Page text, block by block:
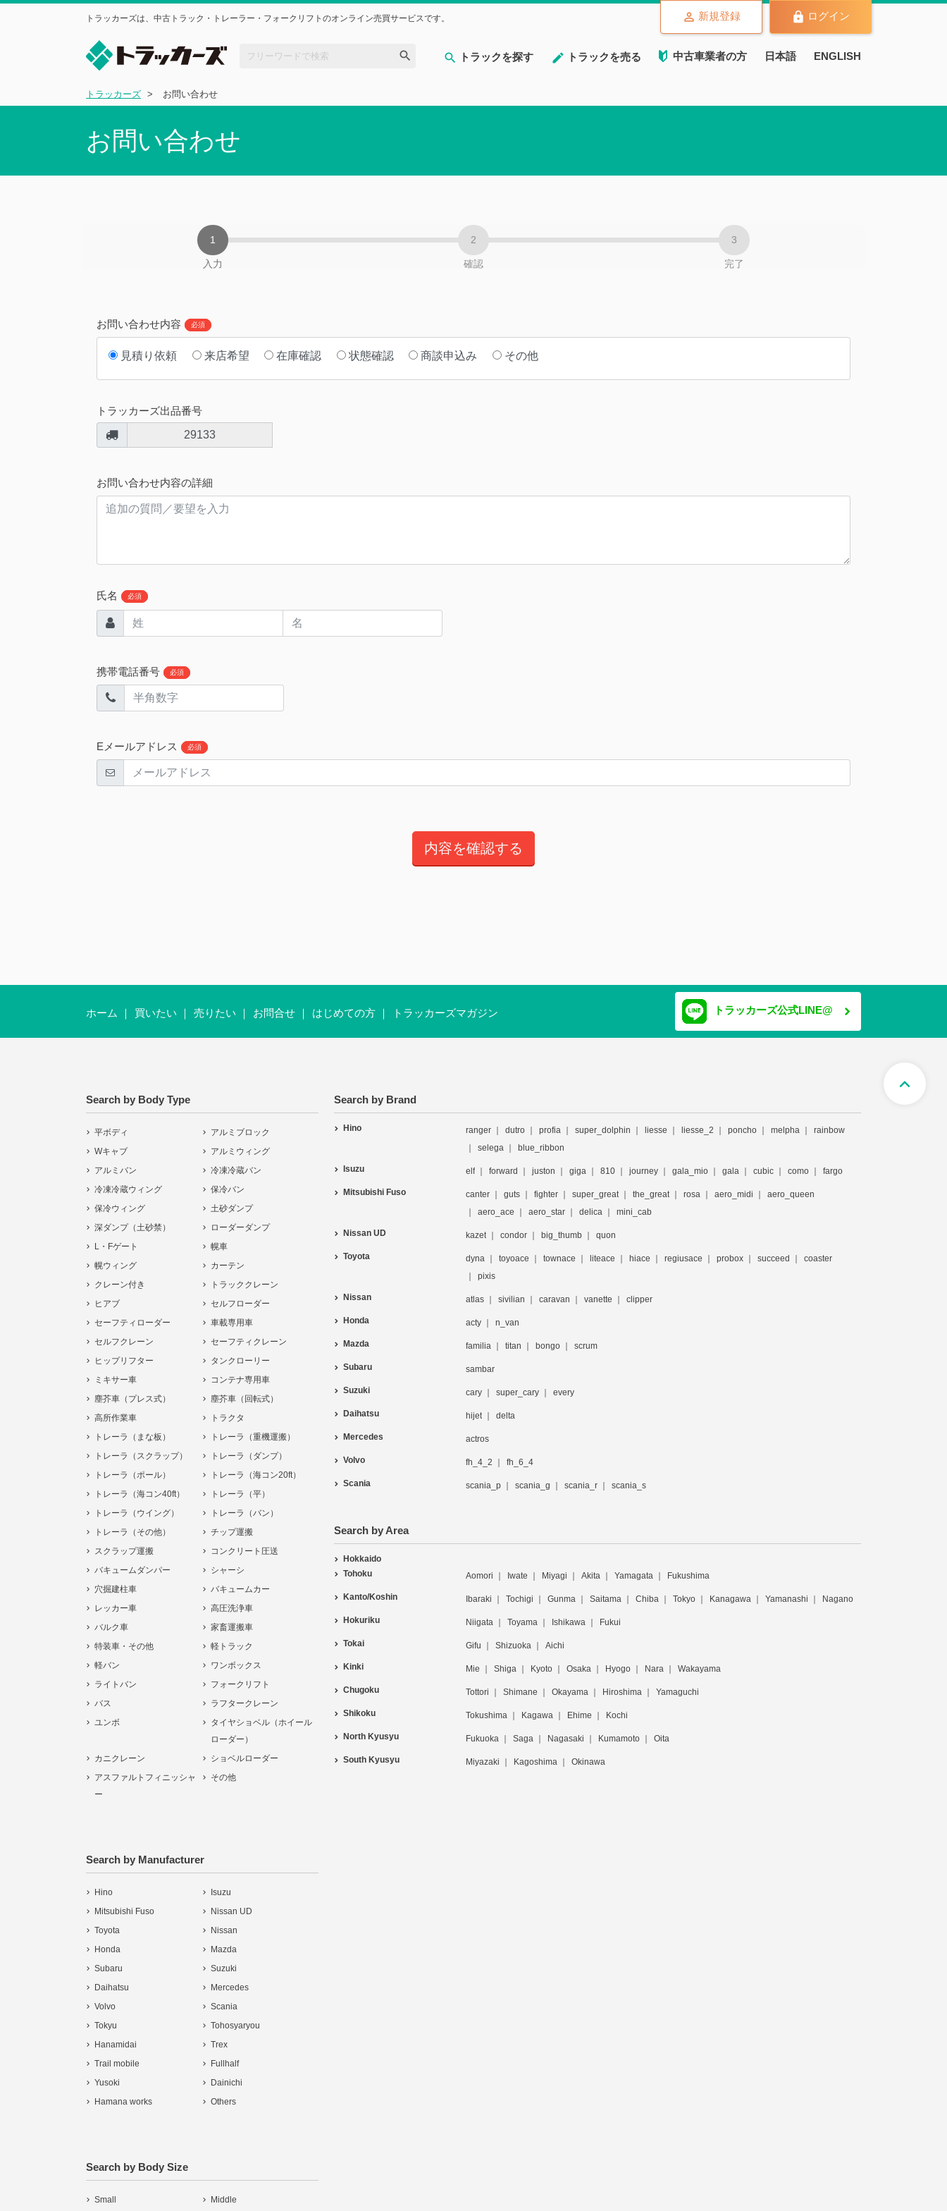
トラッカーズは、中古トラック・トレーラー・フォークリフトのオンライン売買サービスです。
トラックを探す トラックを売る 中古車業者の方 日本語 ENGLISH
新規登録 ログイン
トラッカーズ お問い合わせ
お問い合わせ
入力 確認 完了
お問い合わせ内容 必須
見積り依頼 来店希望 在庫確認 状態確認 商談申込み その他
トラッカーズ出品番号
29133
お問い合わせ内容の詳細
氏名 必須
携帯電話番号 必須
Eメールアドレス 必須
expand_less
ホーム 買いたい 売りたい お問合せ はじめての方 トラッカーズマガジン トラッカーズ公式LINE@
Search by Body Type
平ボディ
アルミブロック
Wキャブ
アルミウィング
アルミバン
冷凍冷蔵バン
冷凍冷蔵ウィング
保冷バン
保冷ウィング
土砂ダンプ
深ダンプ（土砂禁）
ローダーダンプ
L・Fゲート
幌車
幌ウィング
カーテン
クレーン付き
トラッククレーン
ヒアブ
セルフローダー
セーフティローダー
車載専用車
セルフクレーン
セーフティクレーン
ヒップリフター
タンクローリー
ミキサー車
コンテナ専用車
塵芥車（プレス式）
塵芥車（回転式）
高所作業車
トラクタ
トレーラ（まな板）
トレーラ（重機運搬）
トレーラ（スクラップ）
トレーラ（ダンプ）
トレーラ（ポール）
トレーラ（海コン20ft）
トレーラ（海コン40ft）
トレーラ（平）
トレーラ（ウイング）
トレーラ（バン）
トレーラ（その他）
チップ運搬
スクラップ運搬
コンクリート圧送
バキュームダンパー
シャーシ
穴掘建柱車
バキュームカー
レッカー車
高圧洗浄車
バルク車
家畜運搬車
特装車・その他
軽トラック
軽バン
ワンボックス
ライトバン
フォークリフト
バス
ラフタークレーン
ユンボ
タイヤショベル（ホイール
ローダー）
カニクレーン
ショベルローダー
アスファルトフィニッシャ
ー
その他
Search by Manufacturer
Hino
Isuzu
Mitsubishi Fuso
Nissan UD
Toyota
Nissan
Honda
Mazda
Subaru
Suzuki
Daihatsu
Mercedes
Volvo
Scania
Tokyu
Tohosyaryou
Hanamidai
Trex
Trail mobile
Fullhalf
Yusoki
Dainichi
Hamana works
Others
Search by Body Size
Small Middle
Search by Brand
Hino ranger dutro profia super_dolphin liesse liesse_2 poncho melpha
rainbow
selega
blue_ribbon
Isuzu elf forward juston giga 810 journey gala_mio gala cubic como fargo
Mitsubishi Fuso canter guts fighter super_great the_great rosa aero_midi
aero_queen
aero_ace
aero_star delica mini_cab
Nissan UD kazet condor big_thumb quon
Toyota dyna toyoace townace liteace hiace regiusace probox succeed
coaster
pixis
Nissan atlas sivilian caravan vanette clipper
Honda acty n_van
Mazda familia titan bongo scrum
Subaru sambar
Suzuki cary super_cary every
Daihatsu hijet delta
Mercedes actros
Volvo fh_4_2 fh_6_4
Scania scania_p scania_g scania_r scania_s
Search by Area
Hokkaido
Tohoku
Aomori Iwate Miyagi Akita Yamagata Fukushima
Kanto/Koshin Ibaraki Tochigi Gunma Saitama Chiba Tokyo Kanagawa Yamanashi Nagano
Hokuriku Niigata Toyama Ishikawa Fukui
Tokai Gifu Shizuoka Aichi
Kinki Mie Shiga Kyoto Osaka Hyogo Nara Wakayama
Chugoku Tottori Shimane Okayama Hiroshima Yamaguchi
Shikoku Tokushima Kagawa Ehime Kochi
North Kyusyu Fukuoka Saga Nagasaki Kumamoto Oita
South Kyusyu Miyazaki Kagoshima Okinawa